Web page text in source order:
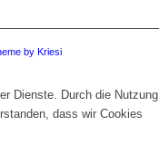
by Kriesi
Dienste. Durch die Nutzung
dass wir Cookies